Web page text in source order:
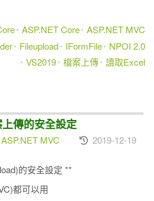
ASP.NET Core ASP.NET MVC
Fileupload IFormFile
NPOI 2.0
VS2019 檔案上傳 讀取Excel
傳的安全設定
ASP.NET MVC 2019-12-19
的安全設定 **
都可以用